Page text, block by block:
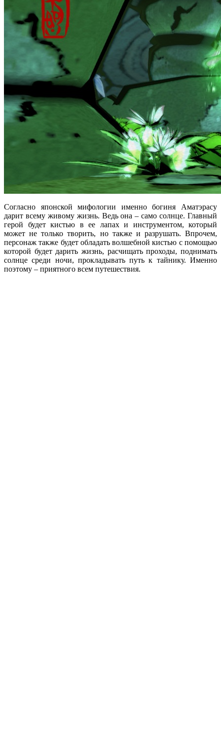
Согласно японской мифологии именно богиня Аматэрасу
дарит всему живому жизнь. Ведь она – само солнце. Главный
герой будет кистью в ее лапах и инструментом, который
может не только творить, но также и разрушать. Впрочем,
персонаж также будет обладать волшебной кистью с помощью
которой будет дарить жизнь, расчищать проходы, поднимать
солнце среди ночи, прокладывать путь к тайнику. Именно
поэтому – приятного всем путешествия.